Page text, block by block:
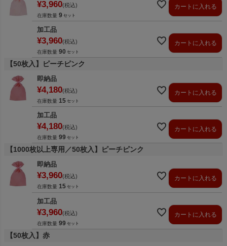
¥3,960 税込
在庫数量 9
カートに入れる
加工品
¥3,960 税込
在庫数量 90
カートに入れる
【50枚入】ピーチピンク
即納品
¥4,180 税込
在庫数量 15
カートに入れる
加工品
¥4,180 税込
在庫数量 99
カートに入れる
【1000枚以上専用／50枚入】ピーチピンク
即納品
¥3,960 税込
在庫数量 15
カートに入れる
加工品
¥3,960 税込
在庫数量 99
カートに入れる
【50枚入】赤